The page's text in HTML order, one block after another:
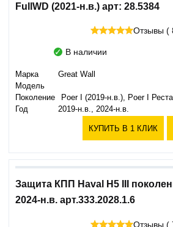
FullWD (2021-н.в.) арт: 28.5384
Отзывы (
В наличии
Марка
Great Wall
Модель
Поколение
Poer I (2019-н.в.), Poer I
Год
2019-н.в., 2024-н.в.
КУПИТЬ В 1 КЛИК
Защита КПП Haval H5 III
2024-н.в. арт.333.2028.1.6
Отзывы (